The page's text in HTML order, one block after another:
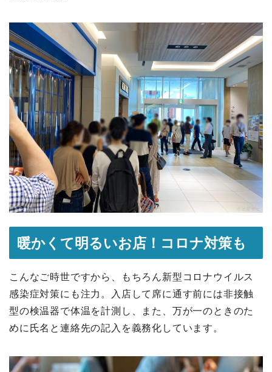
暖かくて明るいお店！コロナ対策も
こんなご時世ですから、もちろん新型コロナウイルス
感染症対策にも注力。入店して席に通す前には非接触
型の検温器で体温を計測し、また、万が一のときのた
めに氏名と連絡先の記入を義務化しています。